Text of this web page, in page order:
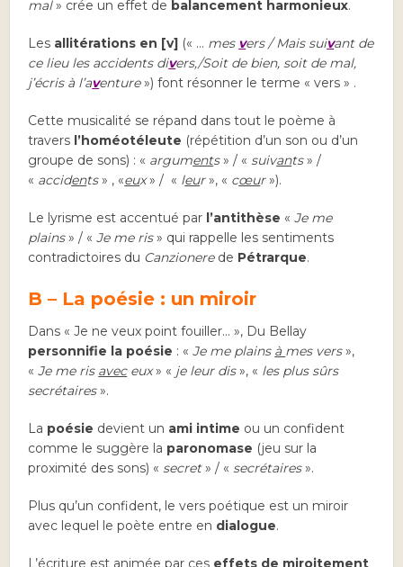
mal» crée un effet de balancement harmonieux.
Les allitérations en [v] (« … mes vers /Mais suivant de
ce lieu les accidents divers,/Soit de bien, soit de mal,
j’écris à l’aventure») font résonner le terme « vers » .
Cette musicalité se répand dans tout le poème à
travers l’homéotéleute (répétition d’un son ou d’un
groupe de sons) : « arguments» / « suivants» /
« accidents» , «eux» / « leur», « cœur»).
Le lyrisme est accentué par l’antithèse «Je me
plains» / «Je me ris» qui rappelle les sentiments
contradictoires du Canzionerede Pétrarque.
B – La poésie : un miroir
Dans « Je ne veux point fouiller… », Du Bellay
personnifie la poésie : «Je me plains à mes vers»,
«Je me ris aveceux» « je leur dis», « les plus sûrs
secrétaires».
La poésie devient un ami intime ou un confident
comme le suggère la paronomase (jeu sur la
proximité des sons) « secret» / « secrétaires».
Plus qu’un confident, le vers poétique est un miroir
avec lequel le poète entre en dialogue.
L’écriture est animée par ces effets de miroitement